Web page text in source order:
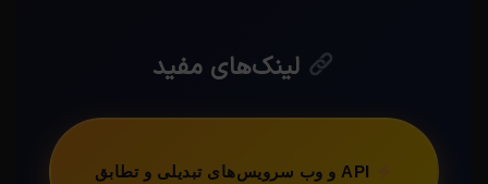
لینک‌های مفید
API و وب سرویس‌های تبدیلی و تطابق